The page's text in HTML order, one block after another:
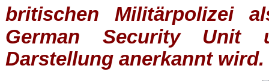
britischen
Militärpolizei
German Security Unit
Darstellung anerkannt wird.